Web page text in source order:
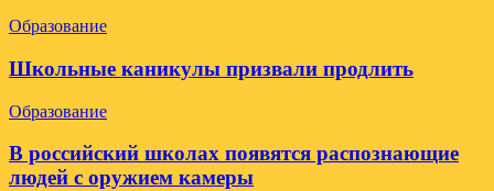
Образование
Школьные каникулы призвали продлить
Образование
В российский школах появятся распознающие
людей с оружием камеры